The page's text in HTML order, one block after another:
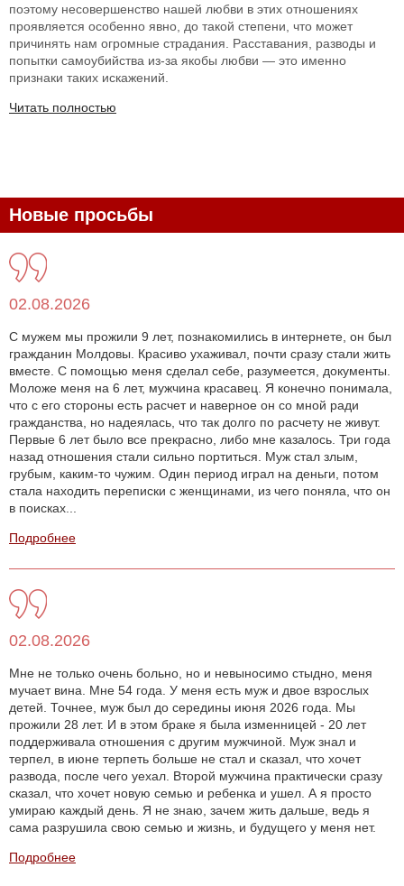
поэтому несовершенство нашей любви в этих отношениях
проявляется особенно явно, до такой степени, что может
причинять нам огромные страдания. Расставания, разводы и
попытки самоубийства из-за якобы любви — это именно
признаки таких искажений.
Читать полностью
Новые просьбы
02.08.2026
С мужем мы прожили 9 лет, познакомились в интернете, он был
гражданин Молдовы. Красиво ухаживал, почти сразу стали жить
вместе. С помощью меня сделал себе, разумеется, документы.
Моложе меня на 6 лет, мужчина красавец. Я конечно понимала,
что с его стороны есть расчет и наверное он со мной ради
гражданства, но надеялась, что так долго по расчету не живут.
Первые 6 лет было все прекрасно, либо мне казалось. Три года
назад отношения стали сильно портиться. Муж стал злым,
грубым, каким-то чужим. Один период играл на деньги, потом
стала находить переписки с женщинами, из чего поняла, что он
в поисках...
Подробнее
02.08.2026
Мне не только очень больно, но и невыносимо стыдно, меня
мучает вина. Мне 54 года. У меня есть муж и двое взрослых
детей. Точнее, муж был до середины июня 2026 года. Мы
прожили 28 лет. И в этом браке я была изменницей - 20 лет
поддерживала отношения с другим мужчиной. Муж знал и
терпел, в июне терпеть больше не стал и сказал, что хочет
развода, после чего уехал. Второй мужчина практически сразу
сказал, что хочет новую семью и ребенка и ушел. А я просто
умираю каждый день. Я не знаю, зачем жить дальше, ведь я
сама разрушила свою семью и жизнь, и будущего у меня нет.
Подробнее